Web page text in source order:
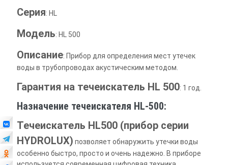
Серия: HL
Модель: HL 500
Описание: Прибор для определения мест утечек
воды в трубопроводах акустическим методом.
Гарантия на течеискатель HL 500: 1 год.
Назначение течеискателя HL-500:
Течеискатель HL500 (прибор серии
HYDROLUX) позволяет обнаружить утечки воды
особенно быстро, просто и очень надежно. В приборе